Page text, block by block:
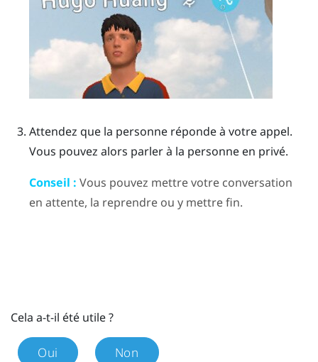
Attendez que la personne réponde à votre appel.
Vous pouvez alors parler à la personne en privé.
Conseil : Vous pouvez mettre votre conversation
en attente, la reprendre ou y mettre fin.
Cela a-t-il été utile ?
Oui Non